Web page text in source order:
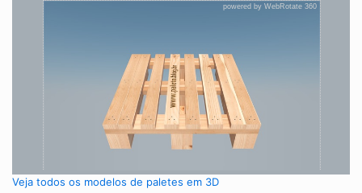
Veja todos os modelos de paletes em 3D